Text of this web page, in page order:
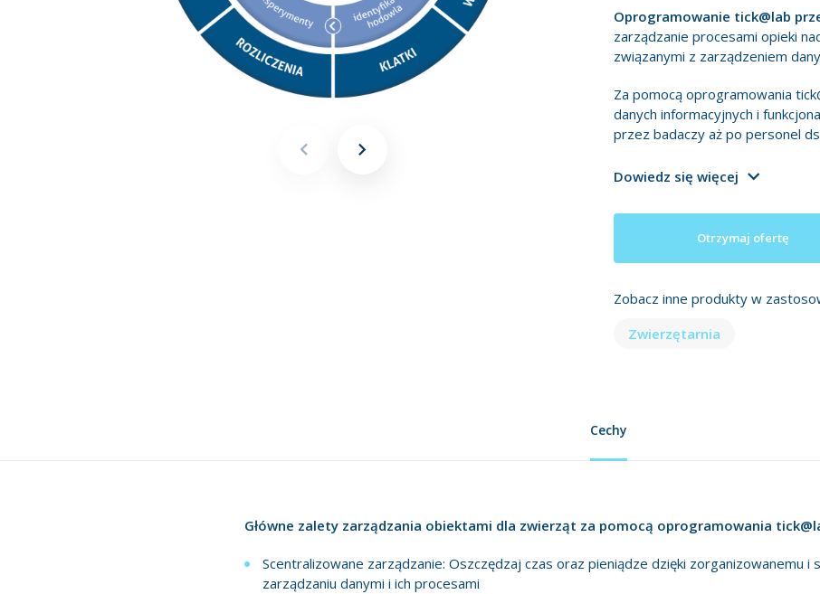
Oprogramowanie tick@lab
zarządzanie procesami opieki
związanymi z zarządzeniem
Za pomocą oprogramowania
danych informacyjnych i
przez badaczy aż po personel
Dowiedz się więcej
Otrzymaj ofertę
Zobacz inne produkty w
Zwierzętarnia
Cechy
Główne zalety zarządzania obiektami dla zwierząt za pomocą oprogramowania
Scentralizowane zarządzanie: Oszczędzaj czas oraz pieniądze dzięki zorganizowanemu i
zarządzaniu danymi i ich procesami